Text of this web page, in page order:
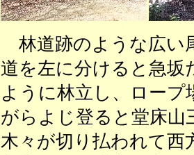
林道跡のような広い
道を左に分けると急坂
ように林立し、ロー
がらよじ登ると堂床山
木々が切り払われて西